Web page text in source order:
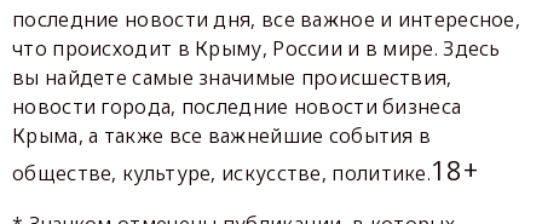
последние новости дня, все важное и интересное,
что происходит в Крыму, России и в мире. Здесь
вы найдете самые значимые происшествия,
новости города, последние новости бизнеса
Крыма, а также все важнейшие события в
обществе, культуре, искусстве, политике.18+